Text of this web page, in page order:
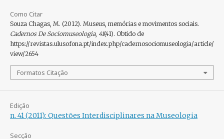
Como Citar
Souza Chagas, M. (2012). Museus, memórias e movimentos sociais.
Cadernos De Sociomuseologia, 41(41). Obtido de
https://revistas.ulusofona.pt/index.php/cadernosociomuseologia/article/
view/2654
Formatos Citação
Edição
n. 41 (2011): Questões Interdisciplinares na Museologia
Secção